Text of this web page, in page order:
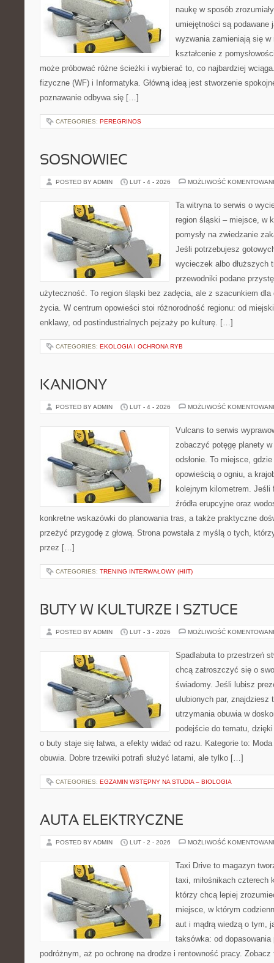
naukę w sposób
umiejętności są podawane
wyzwania zamieniają się w
kształcenie z
może próbować różne ścieżki i wybierać to, co najbardziej
fizyczne (WF) i Informatyka. Główną ideą jest stworzenie
poznawanie odbywa się […]
CATEGORIES: PEREGRINOS
SOSNOWIEC
POSTED BY ADMIN LUT - 4 - 2026 MOŻLIWOŚĆ
Ta witryna to serwis o
region śląski – miejsce, w
pomysły na zwiedzanie
Jeśli potrzebujesz
wycieczek albo dłuższych
przewodniki podane
użyteczność. To region śląski bez zadęcia, ale z szacunkiem dla
życia. W centrum opowieści stoi różnorodność regionu: od
enklawy, od postindustrialnych pejzaży po kulturę. […]
CATEGORIES: EKOLOGIA I OCHRONA RYB
KANIONY
POSTED BY ADMIN LUT - 4 - 2026 MOŻLIWOŚĆ
Vulcans to serwis
zobaczyć potęgę planety
odsłonie. To miejsce,
opowieścią o ogniu, a
kolejnym kilometrem. Jeśli
źródła erupcyjne oraz
konkretne wskazówki do planowania tras, a także praktyczne
przeżyć przygodę z głową. Strona powstała z myślą o tych,
przez […]
CATEGORIES: TRENING INTERWAŁOWY (HIIT)
BUTY W KULTURZE I SZTUCE
POSTED BY ADMIN LUT - 3 - 2026 MOŻLIWOŚĆ
Spadlabuta to przestrzeń
chcą zatroszczyć się o
świadomy. Jeśli lubisz
ulubionych par, znajdziesz
utrzymania obuwia w
podejście do tematu,
o buty staje się łatwa, a efekty widać od razu. Kategorie to:
obuwia. Dobre trzewiki potrafi służyć latami, ale tylko […]
CATEGORIES: EGZAMIN WSTĘPNY NA STUDIA – BIOLOGIA
AUTA ELEKTRYCZNE
POSTED BY ADMIN LUT - 2 - 2026 MOŻLIWOŚĆ
Taxi Drive to magazyn
taxi, miłośnikach czterech
którzy chcą lepiej
miejsce, w którym
aut i mądrą wiedzą o tym,
taksówka: od
podróżnym, aż po ochronę na drodze i rentowność pracy.